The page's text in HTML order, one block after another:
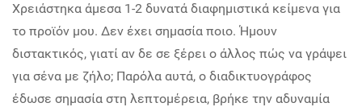
Χρειάστηκα άμεσα 1-2 δυνατά διαφημιστικά κείμενα για
το προϊόν μου. Δεν έχει σημασία ποιο. Ήμουν
διστακτικός, γιατί αν δε σε ξέρει ο άλλος πώς να γράψει
για σένα με ζήλο; Παρόλα αυτά, ο διαδικτυογράφος
έδωσε σημασία στη λεπτομέρεια, βρήκε την αδυναμία